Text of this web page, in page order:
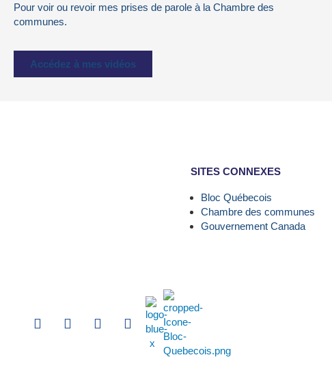
Pour voir ou revoir mes prises de parole à la Chambre des
communes.
Accédez à mes vidéos
SITES CONNEXES
Bloc Québecois
Chambre des communes
Gouvernement Canada